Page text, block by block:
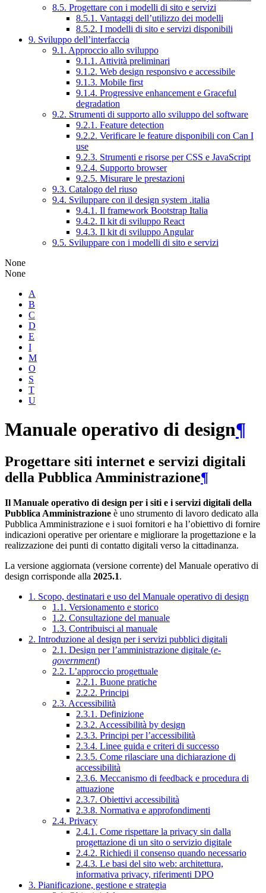
8.5. Progettare con i modelli di sito e servizi
8.5.1. Vantaggi dell’utilizzo dei modelli
8.5.2. I modelli di sito e servizi disponibili
9. Sviluppo dell’interfaccia
9.1. Approccio allo sviluppo
9.1.1. Attività preliminari
9.1.2. Web design responsivo e accessibile
9.1.3. Mobile first
9.1.4. Progressive enhancement e Graceful
degradation
9.2. Strumenti di supporto allo sviluppo del software
9.2.1. Feature detection
9.2.2. Verificare le feature disponibili con Can I
use
9.2.3. Strumenti e risorse per CSS e JavaScript
9.2.4. Supporto browser
9.2.5. Misurare le prestazioni
9.3. Catalogo del riuso
9.4. Sviluppare con il design system .italia
9.4.1. Il framework Bootstrap Italia
9.4.2. Il kit di sviluppo React
9.4.3. Il kit di sviluppo Angular
9.5. Sviluppare con i modelli di sito e servizi
None
None
A
B
C
D
E
I
M
O
S
T
U
Manuale operativo di design¶
Progettare siti internet e servizi digitali
della Pubblica Amministrazione¶
Il Manuale operativo di design per i siti e i servizi digitali della
Pubblica Amministrazione è uno strumento di lavoro dedicato alla
Pubblica Amministrazione e i suoi fornitori e ha l’obiettivo di fornire
indicazioni operative per orientare e migliorare la progettazione e la
realizzazione dei punti di contatto digitali verso la cittadinanza.
La versione aggiornata (versione corrente) del Manuale operativo di
design corrisponde alla 2025.1.
1. Scopo, destinatari e uso del Manuale operativo di design
1.1. Versionamento e storico
1.2. Consultazione del manuale
1.3. Contribuisci al manuale
2. Introduzione al design per i servizi pubblici digitali
2.1. Design per l’amministrazione digitale (e-
government)
2.2. L’approccio progettuale
2.2.1. Buone pratiche
2.2.2. Principi
2.3. Accessibilità
2.3.1. Definizione
2.3.2. Accessibilità by design
2.3.3. Principi per l’accessibilità
2.3.4. Linee guida e criteri di successo
2.3.5. Come rilasciare una dichiarazione di
accessibilità
2.3.6. Meccanismo di feedback e procedura di
attuazione
2.3.7. Obiettivi accessibilità
2.3.8. Normativa e approfondimenti
2.4. Privacy
2.4.1. Come rispettare la privacy sin dalla
progettazione di un sito o servizio digitale
2.4.2. Richiedi il consenso quando necessario
2.4.3. Le basi del sito web: architettura,
informativa privacy, riferimenti DPO
3. Pianificazione, gestione e strategia